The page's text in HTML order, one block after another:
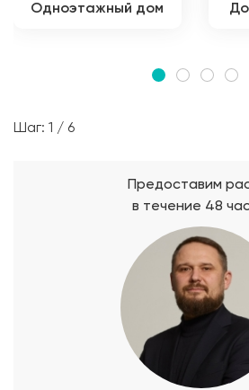
Одноэтажный дом
Шаг: 1 / 6
Предоставим
в течение 48